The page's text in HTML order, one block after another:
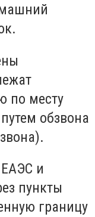
по месту
обзвона
и
пункты
границу